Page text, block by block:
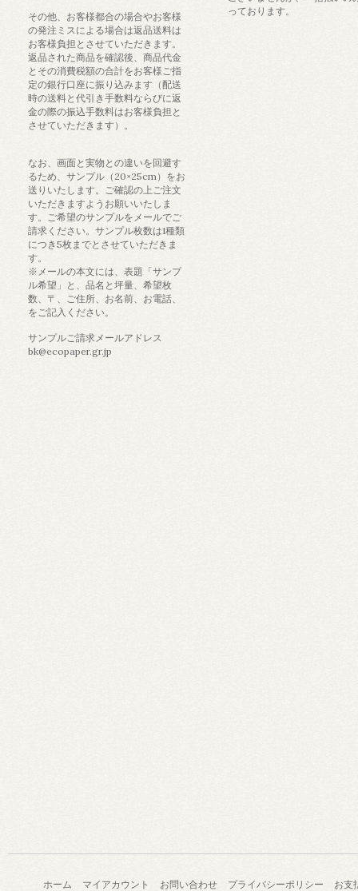
その他、お客様都合の場合やお客様
の発注ミスによる場合は返品送料は
お客様負担とさせていただきます。
返品された商品を確認後、商品代金
とその消費税額の合計をお客様ご指
定の銀行口座に振り込みます（配送
時の送料と代引き手数料ならびに返
金の際の振込手数料はお客様負担と
させていただきます）。
なお、画面と実物との違いを回避す
るため、サンプル（20×25cm）をお
送りいたします。ご確認の上ご注文
いただきますようお願いいたしま
す。ご希望のサンプルをメールでご
請求ください。サンプル枚数は1種類
につき5枚までとさせていただきま
す。
※メールの本文には、表題「サンプ
ル希望」と、品名と坪量、希望枚
数、〒、ご住所、お名前、お電話、
をご記入ください。
サンプルご請求メールアドレス
bk@ecopaper.gr.jp
っております。
ホーム マイアカウント お問い合わせ プライバシーポリシー お支